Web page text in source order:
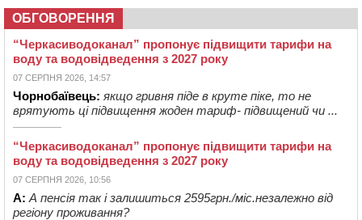
ОБГОВОРЕННЯ
“Черкасиводоканал” пропонує підвищити тарифи на
воду та водовідведення з 2027 року
07 СЕРПНЯ 2026, 14:57
Чорнобаївець: якщо гривня піде в круте піке, то не
врятують ці підвищення жоден тариф- підвищений чи ...
“Черкасиводоканал” пропонує підвищити тарифи на
воду та водовідведення з 2027 року
07 СЕРПНЯ 2026, 10:56
А: А пенсія так і залишиться 2595грн./міс.незалежно від
регіону проживання?